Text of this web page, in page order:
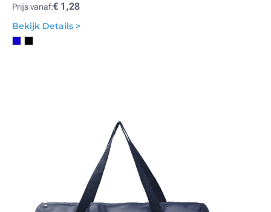
Prijs vanaf:€ 1,28
Bekijk Details >